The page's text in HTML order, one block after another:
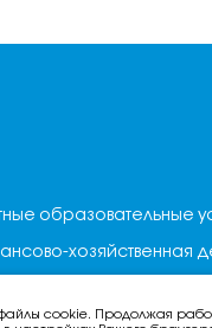
образовательные
хозяйственная
обучающихся
cookie. Продолжая